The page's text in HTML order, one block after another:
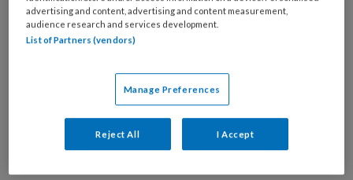
Wat
is
je
wachtwoord* *
advertising and content, advertising and content measurement,
audience research and services development.
List of Partners (vendors)
Manage Preferences
Reject All I Accept